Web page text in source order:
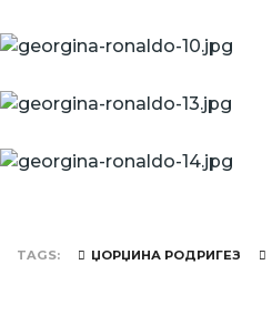
TAGS ЏОРЏИНА РОДРИГЕЗ